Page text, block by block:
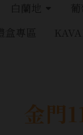
白蘭地
盒專區
金門